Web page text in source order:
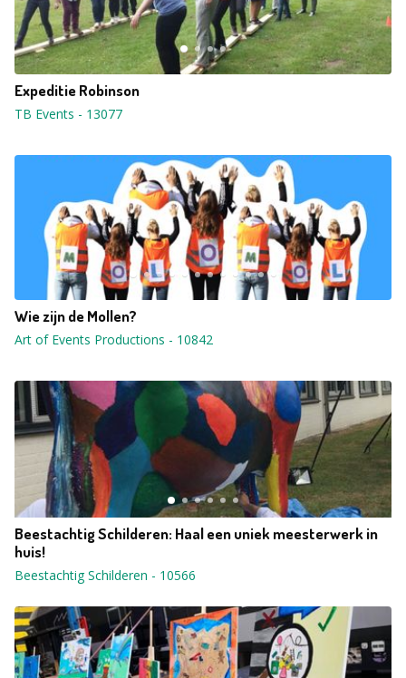
Expeditie Robinson
TB Events - 13077
Wie zijn de Mollen?
Art of Events Productions - 10842
Beestachtig Schilderen: Haal een uniek meesterwerk in
huis!
Beestachtig Schilderen - 10566